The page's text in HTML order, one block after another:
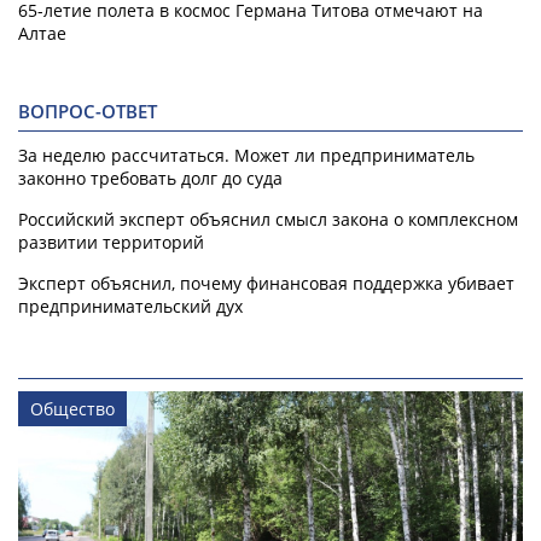
65-летие полета в космос Германа Титова отмечают на
Алтае
ВОПРОС-ОТВЕТ
За неделю рассчитаться. Может ли предприниматель
законно требовать долг до суда
Российский эксперт объяснил смысл закона о комплексном
развитии территорий
Эксперт объяснил, почему финансовая поддержка убивает
предпринимательский дух
Общество